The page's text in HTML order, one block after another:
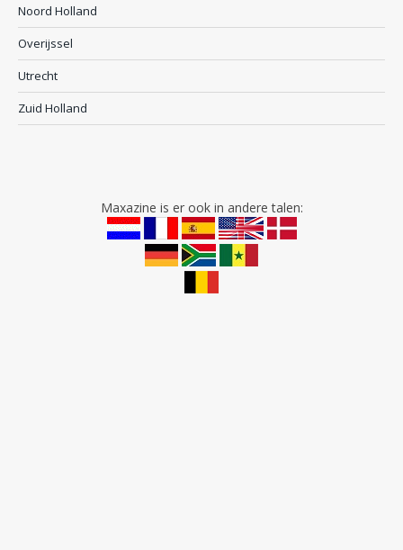
Noord Holland
Overijssel
Utrecht
Zuid Holland
Maxazine is er ook in andere talen: